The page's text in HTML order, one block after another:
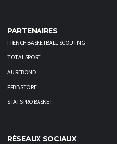
PARTENAIRES
FRENCH BASKETBALL SCOUTING
TOTAL SPORT
AU REBOND
FFBB STORE
STATS PRO BASKET
RÉSEAUX SOCIAUX